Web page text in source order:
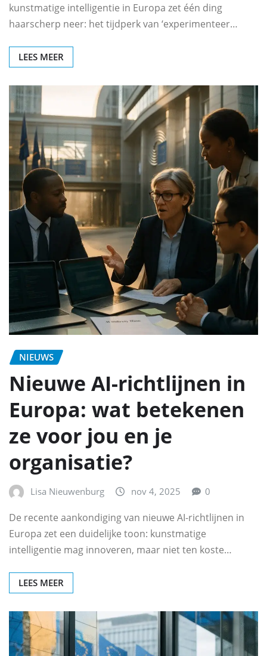
kunstmatige intelligentie in Europa zet één ding
haarscherp neer: het tijdperk van ‘experimenteer…
LEES MEER
NIEUWS
Nieuwe AI-richtlijnen in
Europa: wat betekenen
ze voor jou en je
organisatie?
Lisa Nieuwenburg nov 4, 2025 0
De recente aankondiging van nieuwe AI-richtlijnen in
Europa zet een duidelijke toon: kunstmatige
intelligentie mag innoveren, maar niet ten koste…
LEES MEER